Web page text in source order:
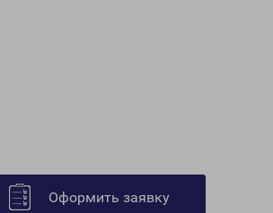
Оформить заявку